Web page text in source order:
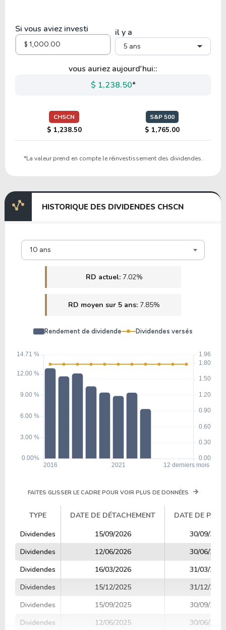
5.81 0.80 13.85% 0.00%
Si vous aviez investi il y a
5 ans
vous auriez aujourd'hui::
$ 1,238.50*
CHSCN
$ 1,238.50
S&P 500
$ 1,765.00
*La valeur prend en compte le réinvestissement des dividendes.
HISTORIQUE DES DIVIDENDES CHSCN
10 ans
RD actuel: 7.02%
RD moyen sur 5 ans: 7.85%
Rendement de dividende Dividendes versés
FAITES GLISSER LE CADRE POUR VOIR PLUS DE DONNÉES
TYPE DATE DE DÉTACHEMENT
DATE DE
TYPE
DATE DE DÉTACHEMENT DATE DE
Dividendes 15/09/2026
30/09/2026
Dividendes
12/06/2026
30/06/2026
Dividendes
16/03/2026
31/03/2026
Dividendes
15/12/2025
31/12/2025
Dividendes
15/09/2025
30/09/2025
Dividendes
12/06/2025
30/06/2025